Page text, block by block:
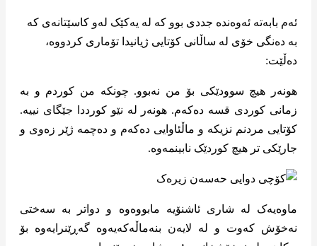
ئەم بابەتە ئەوەندە جددی بوو کە لە یەکێک لەو کاسێتانەی کە
بە دەنگی خۆی لە ساڵانی کۆتایی ژیانیدا تۆماری کردووە،
دەڵێت:
هونەر هیچ سوودێکی بۆ من نەبوو. چونکە من کوردم و بە
زمانی کوردی قسە دەکەم. هونەر لە نێو کورددا جێگای نییە.
کۆتایی مردنم نزیکە و ماڵئاوایی دەکەم و دەچمە ژێر زەوی و
جارێکی تر هیچ کوردێک نابینمەوە.
ماوەیەک لە شاری ئاشنۆیە مابووەوە و دواتر بە سەختی
نەخۆش کەوت و لە لایەن بنەماڵەکەیەوە گەڕێنرایەوە بۆ